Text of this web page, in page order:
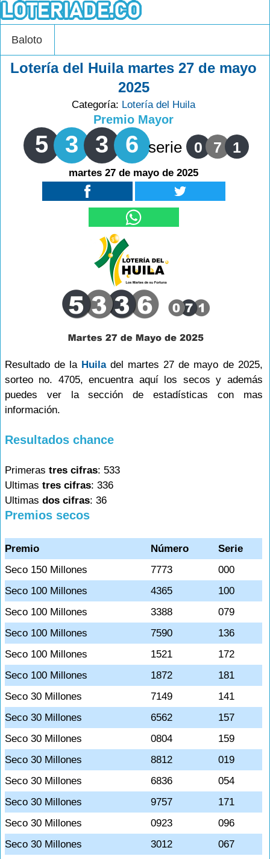
Baloto
Lotería del Huila martes 27 de mayo
2025
Categoría: Lotería del Huila
Premio Mayor
5 3 3 6 serie 0 7 1
martes 27 de mayo de 2025
Resultado de la Huiladel martes 27 de mayo de 2025,
sorteo no. 4705, encuentra aquí los secos y además
puedes ver la sección de estadísticas con mas
información.
Resultados chance
Primeras tres cifras: 533
Ultimas tres cifras: 336
Ultimas dos cifras: 36
Premios secos
Premio Número
Serie
Seco 150 Millones
7773
000
Seco 100 Millones
4365
100
Seco 100 Millones
3388
079
Seco 100 Millones
7590
136
Seco 100 Millones
1521
172
Seco 100 Millones
1872
181
Seco 30 Millones
7149
141
Seco 30 Millones
6562
157
Seco 30 Millones
0804
159
Seco 30 Millones
8812
019
Seco 30 Millones
6836
054
Seco 30 Millones
9757
171
Seco 30 Millones
0923
096
Seco 30 Millones
3012
067